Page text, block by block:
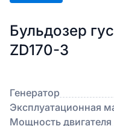
Бульдозер
ZD170-3
Генератор
Эксплуатационная
Мощность двигателя